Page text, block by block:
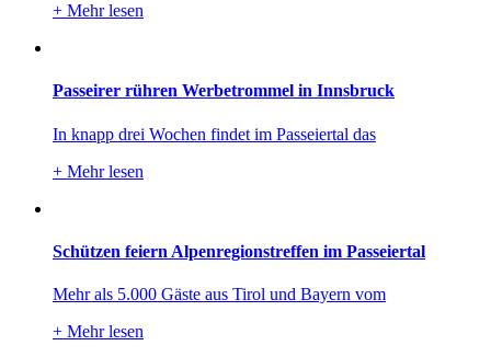
+ Mehr lesen
Passeirer rühren Werbetrommel in Innsbruck
In knapp drei Wochen findet im Passeiertal das
+ Mehr lesen
Schützen feiern Alpenregionstreffen im Passeiertal
Mehr als 5.000 Gäste aus Tirol und Bayern vom
+ Mehr lesen